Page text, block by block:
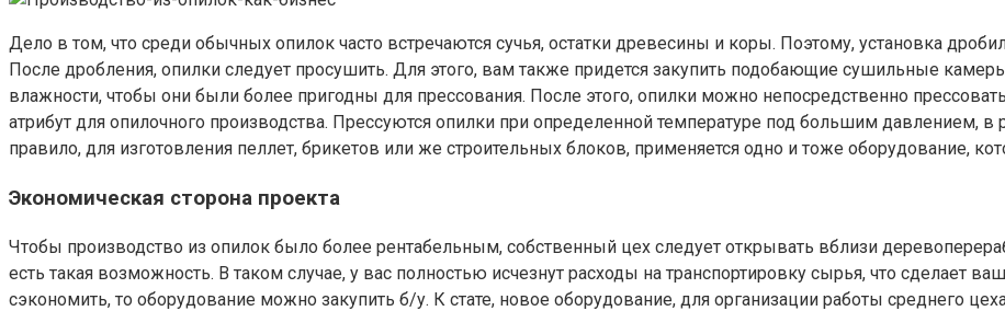
Дело в том, что среди обычных опилок часто встречаются сучья, остатки древесины и коры. Поэтому, установка
После дробления, опилки следует просушить. Для этого, вам также придется закупить подобающие сушильные
влажности, чтобы они были более пригодны для прессования. После этого, опилки можно непосредственно
атрибут для опилочного производства. Прессуются опилки при определенной температуре под большим давлением, в
правило, для изготовления пеллет, брикетов или же строительных блоков, применяется одно и тоже оборудование,
Экономическая сторона проекта
Чтобы производство из опилок было более рентабельным, собственный цех следует открывать вблизи
есть такая возможность. В таком случае, у вас полностью исчезнут расходы на транспортировку сырья, что сделает
сэкономить, то оборудование можно закупить б/у. К стате, новое оборудование, для организации работы среднего